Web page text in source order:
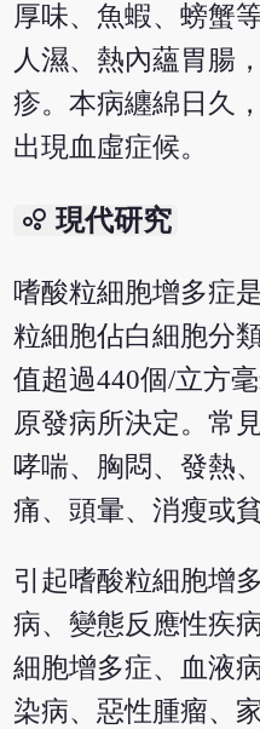
厚味、魚蝦、螃蟹
人濕、熱內蘊胃腸
疹。本病纏綿日久
出現血虛症候。
bubble_chart 現代研究
嗜酸粒細胞增多症
粒細胞佔白細胞分
值超過440個/立方
原發病所決定。常
哮喘、胸悶、發熱
痛、頭暈、消瘦或貧
引起嗜酸粒細胞增
病、變態反應性疾
細胞增多症、血液
染病、惡性腫瘤、